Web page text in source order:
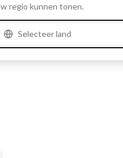
Cataloog informatie
Opmerkingen
regio kunnen tonen.
Selecteer land